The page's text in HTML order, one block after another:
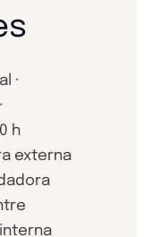
·
h
externa